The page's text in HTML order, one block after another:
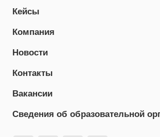
Кейсы
Компания
Новости
Контакты
Вакансии
Сведения об образовательной